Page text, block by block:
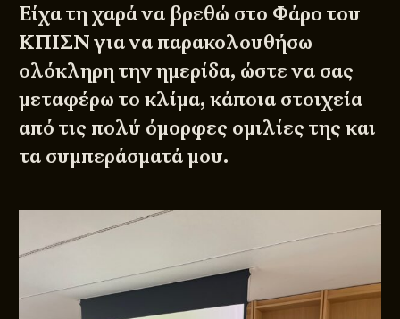
Είχα τη χαρά να βρεθώ στο Φάρο του
ΚΠΙΣΝ για να παρακολουθήσω
ολόκληρη την ημερίδα, ώστε να σας
μεταφέρω το κλίμα, κάποια στοιχεία
από τις πολύ όμορφες ομιλίες της και
τα συμπεράσματά μου.